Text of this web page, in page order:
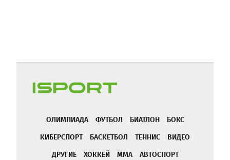
ОЛИМПИАДА ФУТБОЛ БИАТЛОН
БОКС
КИБЕРСПОРТ
БАСКЕТБОЛ ТЕННИС
ВИДЕО
ДРУГИЕ
ХОККЕЙ ММА АВТОСПОРТ